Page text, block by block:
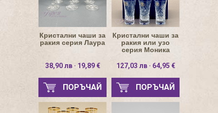
Кристални чаши за
ракия серия Лаура
38,90 лв · 19,89 €
ПОРЪЧАЙ
Кристални чаши за
ракия или узо
серия Моника
127,03 лв · 64,95 €
ПОРЪЧАЙ